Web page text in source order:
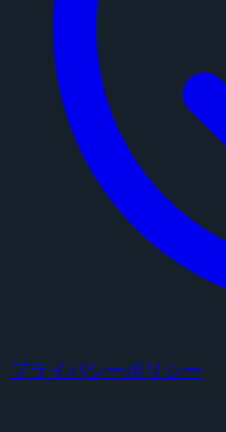
プライバシーポリシー